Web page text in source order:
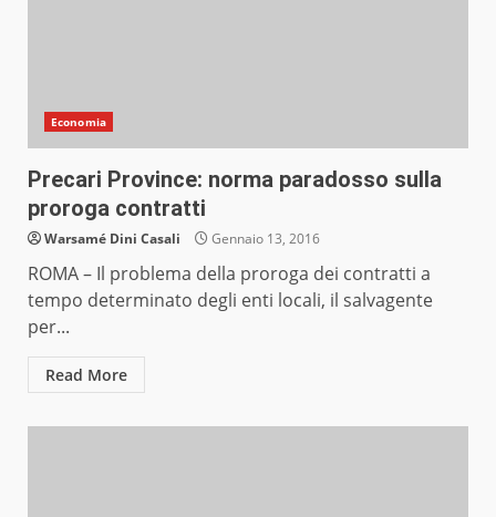
Economia
Precari Province: norma paradosso sulla
proroga contratti
Warsamé Dini Casali Gennaio 13, 2016
ROMA – Il problema della proroga dei contratti a
tempo determinato degli enti locali, il salvagente
per...
Read More